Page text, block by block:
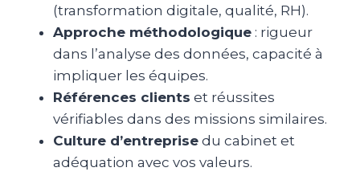
(transformation digitale, qualité, RH).
Approche méthodologique : rigueur
dans l’analyse des données, capacité à
impliquer les équipes.
Références clients et réussites
vérifiables dans des missions similaires.
Culture d’entreprise du cabinet et
adéquation avec vos valeurs.